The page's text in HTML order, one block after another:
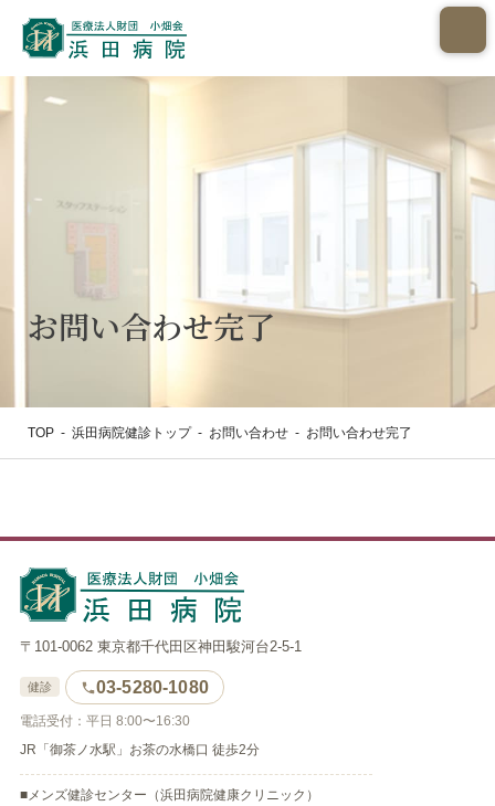
お問い合わせ完了
TOP - 浜田病院健診トップ- お問い合わせ - お問い合わせ完了
〒101-0062 東京都千代田区神田駿河台2-5-1
健診 03-5280-1080
電話受付：平日 8:00〜16:30
JR「御茶ノ水駅」お茶の水橋口 徒歩2分
■メンズ健診センター（浜田病院健康クリニック）